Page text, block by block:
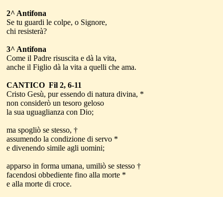
2^ Antifona
Se tu guardi le colpe, o Signore,
chi resisterà?
3^ Antifona
Come il Padre risuscita e dà la vita,
anche il Figlio dà la vita a quelli che ama.
CANTICO Fil 2, 6-11
Cristo Gesù, pur essendo di natura divina, *
non considerò un tesoro geloso
la sua uguaglianza con Dio;
ma spogliò se stesso, †
assumendo la condizione di servo *
e divenendo simile agli uomini;
apparso in forma umana, umiliò se stesso †
facendosi obbediente fino alla morte *
e alla morte di croce.